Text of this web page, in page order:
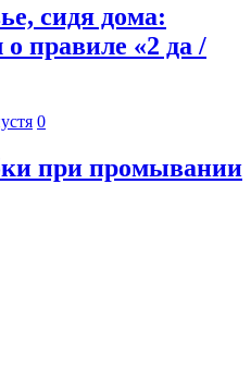
сидя дома:
о правиле «2 да /
0
при промывании